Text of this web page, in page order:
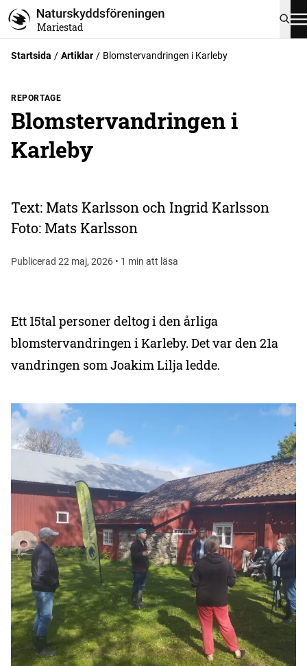
Mariestad
Startsida Artiklar Blomstervandringen i Karleby
REPORTAGE
Blomstervandringen i
Karleby
Text: Mats Karlsson och Ingrid Karlsson
Foto: Mats Karlsson
Publicerad 22 maj, 2026 • 1 min att läsa
Ett 15tal personer deltog i den årliga
blomstervandringen i Karleby. Det var den 21a
vandringen som Joakim Lilja ledde.